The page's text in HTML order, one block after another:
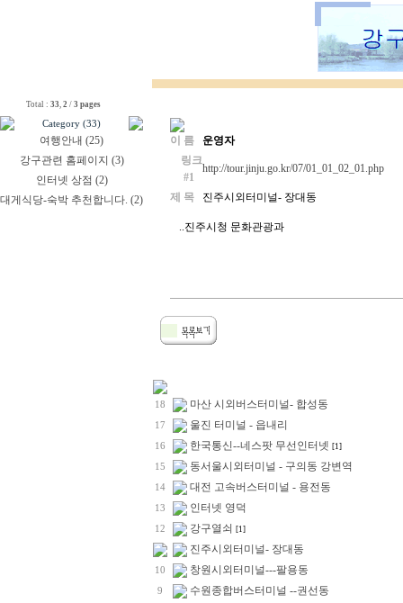
Total : 33, 2 / 3 pages
Category (33)
여행안내 (25)
강구관련 홈페이지 (3)
인터넷 상점 (2)
대게식당-숙박 추천합니다. (2)
이 름 운영자
링크
#1
http://tour.jinju.go.kr/07/01_01_02_01.php
제 목 진주시외터미널- 장대동
..진주시청 문화관광과
18 마산 시외버스터미널- 합성동
17 울진 터미널 - 읍내리
16 한국통신--네스팟 무선인터넷 [1]
15 동서울시외터미널 - 구의동 강변역
14 대전 고속버스터미널 - 용전동
13 인터넷 영덕
12 강구열쇠 [1]
진주시외터미널- 장대동
10 창원시외터미널---팔용동
9 수원종합버스터미널 --권선동